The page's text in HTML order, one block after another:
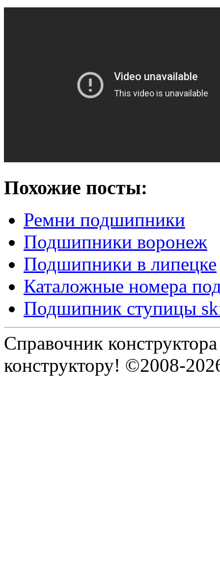
Похожие посты:
Ремни подшипники
Подшипники воронеж
Подшипники в липецке
Каталожные номера
Подшипник ступицы
Справочник
конструктору! ©2008-